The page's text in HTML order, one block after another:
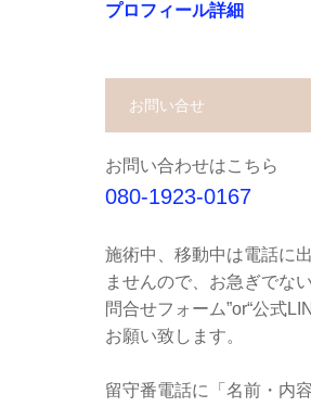
プロフィール詳細
お問い合せ
お問い合わせはこちら
080-1923-0167
施術中、移動中は電話に
ませんので、お急ぎでな
問合せフォーム”or“公式
お願い致します。
留守番電話に「名前・内